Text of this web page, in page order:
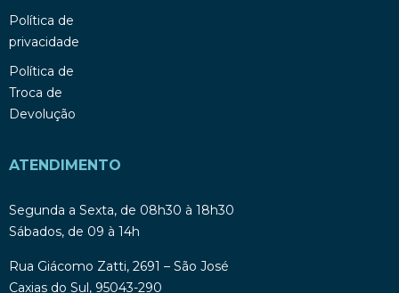
Política de
privacidade
Política de
Troca de
Devolução
ATENDIMENTO
Segunda a Sexta, de 08h30 à 18h30
Sábados, de 09 à 14h
Rua Giácomo Zatti, 2691 – São José
Caxias do Sul, 95043-290